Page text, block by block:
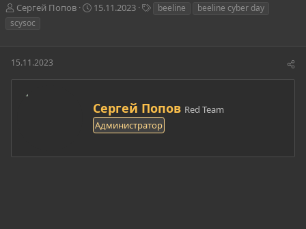
А
в
т
о
т
е
Сергей Попов
Д
а
ч
л
а
15.11.2023
и
beeline
beeline cyber day
scysoc
15.11.2023
А
в
т
р
Сергей Попов Red Team
Администратор